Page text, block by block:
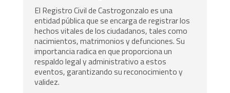
El Registro Civil de Castrogonzalo es una
entidad pública que se encarga de registrar los
hechos vitales de los ciudadanos, tales como
nacimientos, matrimonios y defunciones. Su
importancia radica en que proporciona un
respaldo legal y administrativo a estos
eventos, garantizando su reconocimiento y
validez.